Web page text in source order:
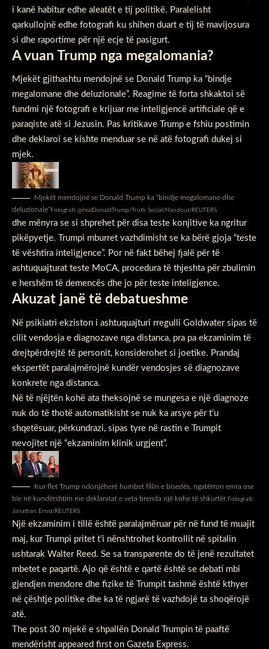
i kanë habitur edhe aleatët e tij politikë. Paralelisht
qarkullojnë edhe fotografi ku shihen duart e tij të mavijosura
si dhe raportime për një ecje të pasigurt.
A vuan Trump nga megalomania?
Mjekët gjithashtu mendojnë se Donald Trump ka “bindje
megalomane dhe deluzionale”. Reagime të forta shkaktoi së
fundmi një fotografi e krijuar me inteligjencë artificiale që e
paraqiste atë si Jezusin. Pas kritikave Trump e fshiu postimin
dhe deklaroi se kishte menduar se në atë fotografi dukej si
mjek.
Mjekët mendojnë se Donald Trump ka “bindje megalomane dhe
deluzionale”Fotografi: @realDonaldTrump/Truth Social/Handout/REUTERS
dhe mënyra se si shprehet për disa teste konjitive ka ngritur
pikëpyetje. Trumpi mburret vazhdimisht se ka bërë gjoja “teste
të vështira inteligjence”. Por në fakt bëhej fjalë për të
ashtuquajturat teste MoCA, procedura të thjeshta për zbulimin
e hershëm të demencës dhe jo për teste inteligjence.
Akuzat janë të debatueshme
Në psikiatri ekziston i ashtuquajturi rregulli Goldwater sipas të
cilit vendosja e diagnozave nga distanca, pra pa ekzaminim të
drejtpërdrejtë të personit, konsiderohet si joetike. Prandaj
ekspertët paralajmërojnë kundër vendosjes së diagnozave
konkrete nga distanca.
Në të njëjtën kohë ata theksojnë se mungesa e një diagnoze
nuk do të thotë automatikisht se nuk ka arsye për t’u
shqetësuar, përkundrazi, sipas tyre në rastin e Trumpit
nevojitet një “ekzaminim klinik urgjent”.
Kur flet Trump ndonjëherë humbet fillin e bisedës, ngatërron emra ose
bie në kundërshtim me deklaratat e veta brenda një kohe të shkurtër. Fotografi:
Jonathan Ernst/REUTERS
Një ekzaminim i tillë është paralajmëruar për në fund të muajit
maj, kur Trumpi pritet t’i nënshtrohet kontrollit në spitalin
ushtarak Walter Reed. Se sa transparente do të jenë rezultatet
mbetet e paqartë. Ajo që është e qartë është se debati mbi
gjendjen mendore dhe fizike të Trumpit tashmë është kthyer
në çështje politike dhe ka të ngjarë të vazhdojë ta shoqërojë
atë.
The post 30 mjekë e shpallën Donald Trumpin të paaftë
mendërisht appeared first on Gazeta Express.